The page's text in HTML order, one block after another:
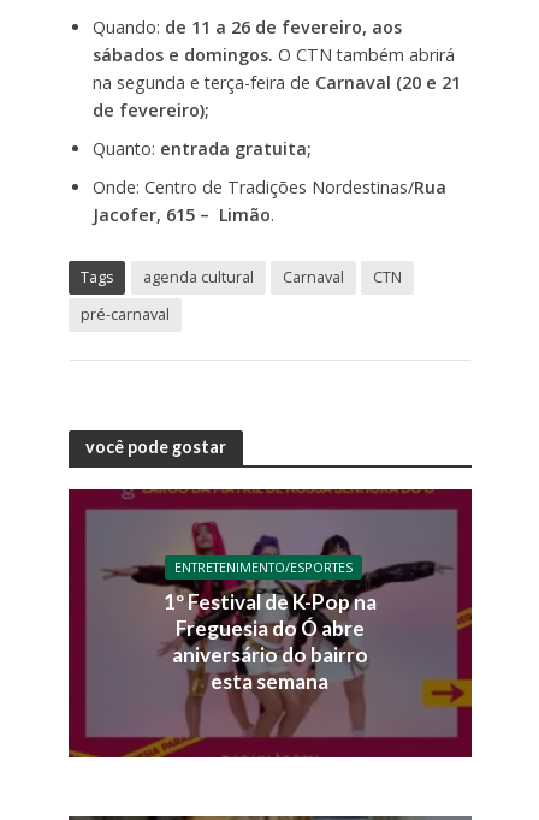
Quando: de 11 a 26 de fevereiro, aos
sábados e domingos. O CTN também abrirá
na segunda e terça-feira de Carnaval (20 e 21
de fevereiro);
Quanto: entrada gratuita;
Onde: Centro de Tradições Nordestinas/Rua
Jacofer, 615 – Limão.
Tags agenda cultural Carnaval
CTN
pré-carnaval
você pode gostar
ENTRETENIMENTO/ESPORTES
1º Festival de K-Pop na
Freguesia do Ó abre
aniversário do bairro
esta semana